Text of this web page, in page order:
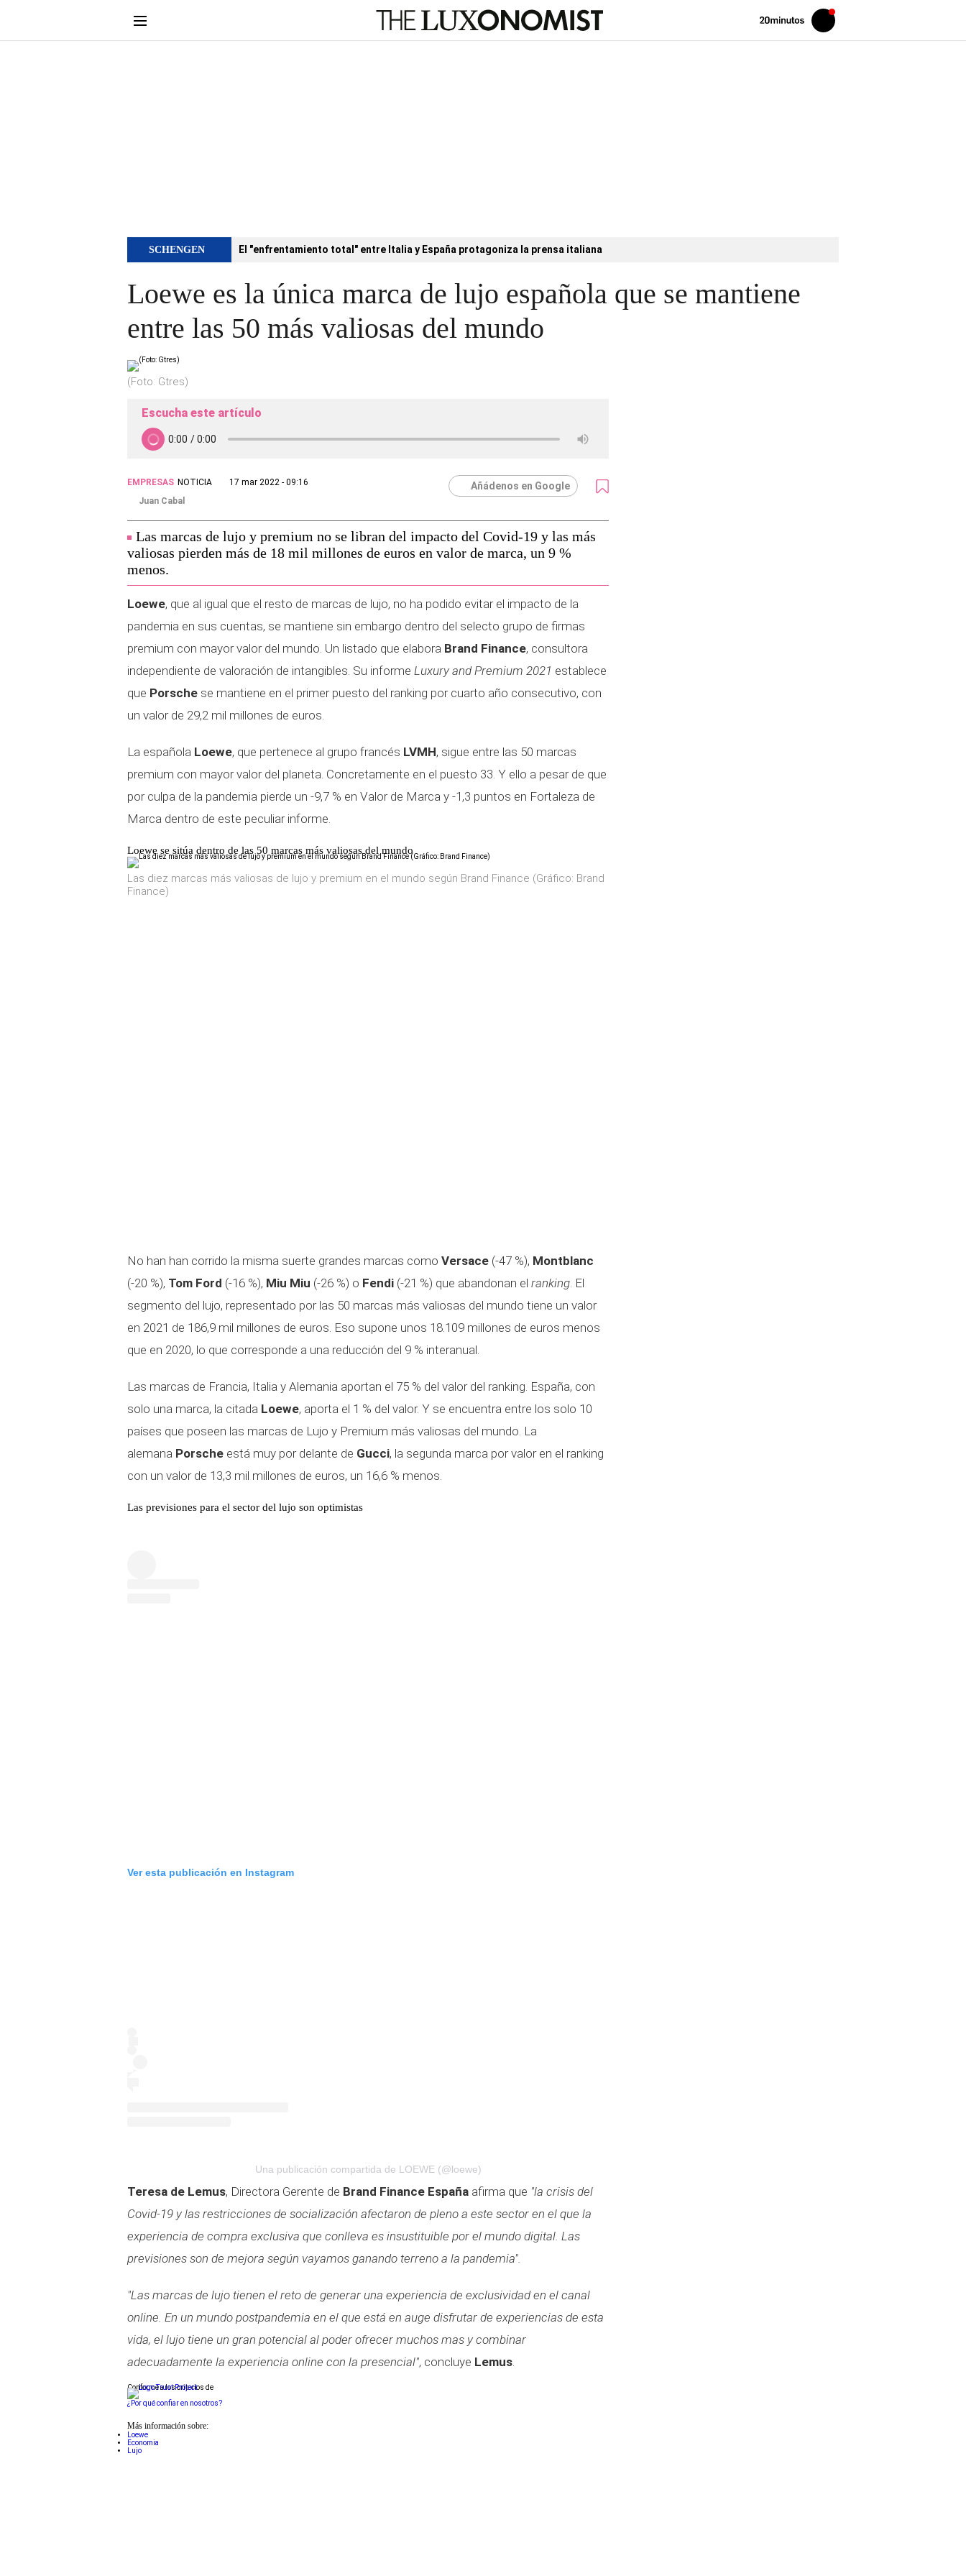
Volver
Iniciar
sesión
SCHENGEN El "enfrentamiento total" entre Italia y España protagoniza la prensa italiana
Loewe es la única marca de lujo española que se mantiene
entre las 50 más valiosas del mundo
(Foto: Gtres)
Escucha este artículo
EMPRESAS NOTICIA
17 mar 2022 - 09:16
Juan Cabal
Añádenos en Google
Las marcas de lujo y premium no se libran del impacto del Covid-19 y las más
valiosas pierden más de 18 mil millones de euros en valor de marca, un 9 %
menos.
Loewe, que al igual que el resto de marcas de lujo, no ha podido evitar el impacto de la
pandemia en sus cuentas, se mantiene sin embargo dentro del selecto grupo de firmas
premium con mayor valor del mundo. Un listado que elabora Brand Finance, consultora
independiente de valoración de intangibles. Su informe Luxury and Premium 2021 establece
que Porsche se mantiene en el primer puesto del ranking por cuarto año consecutivo, con
un valor de 29,2 mil millones de euros.
La española Loewe, que pertenece al grupo francés LVMH, sigue entre las 50 marcas
premium con mayor valor del planeta. Concretamente en el puesto 33. Y ello a pesar de que
por culpa de la pandemia pierde un -9,7 % en Valor de Marca y -1,3 puntos en Fortaleza de
Marca dentro de este peculiar informe.
Loewe se sitúa dentro de las 50 marcas más valiosas del mundo
Las diez marcas más valiosas de lujo y premium en el mundo según Brand Finance (Gráfico: Brand
Finance)
No han han corrido la misma suerte grandes marcas como Versace (-47 %), Montblanc
(-20 %), Tom Ford (-16 %), Miu Miu (-26 %) o Fendi (-21 %) que abandonan el ranking. El
segmento del lujo, representado por las 50 marcas más valiosas del mundo tiene un valor
en 2021 de 186,9 mil millones de euros. Eso supone unos 18.109 millones de euros menos
que en 2020, lo que corresponde a una reducción del 9 % interanual.
Las marcas de Francia, Italia y Alemania aportan el 75 % del valor del ranking. España, con
solo una marca, la citada Loewe, aporta el 1 % del valor. Y se encuentra entre los solo 10
países que poseen las marcas de Lujo y Premium más valiosas del mundo. La
alemana Porsche está muy por delante de Gucci, la segunda marca por valor en el ranking
con un valor de 13,3 mil millones de euros, un 16,6 % menos.
Las previsiones para el sector del lujo son optimistas
Ver esta publicación en Instagram
Una publicación compartida de LOEWE (@loewe)
Teresa de Lemus, Directora Gerente de Brand Finance España afirma que "la crisis del
Covid-19 y las restricciones de socialización afectaron de pleno a este sector en el que la
experiencia de compra exclusiva que conlleva es insustituible por el mundo digital. Las
previsiones son de mejora según vayamos ganando terreno a la pandemia".
"Las marcas de lujo tienen el reto de generar una experiencia de exclusividad en el canal
online. En un mundo postpandemia en el que está en auge disfrutar de experiencias de esta
vida, el lujo tiene un gran potencial al poder ofrecer muchos mas y combinar
adecuadamente la experiencia online con la presencial", concluye Lemus
Conforme a los criterios de
¿Por qué confiar en nosotros?
Más información sobre:
Loewe
Economia
Lujo